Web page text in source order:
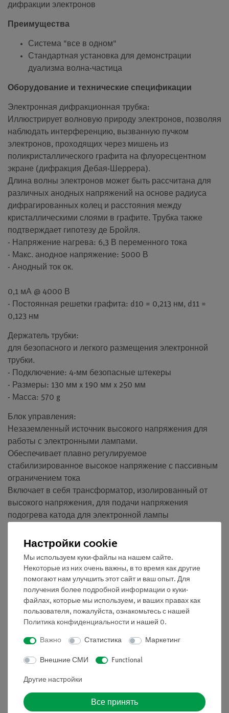
дифракции электронов
Преимущества
Система "все в одном"
Стандартная установка для демонстрации
дуализма волна-частица
Оборудование и технические спецификации
Электронная дифракционная трубка:
Иллюстрирует волновую природу электронов, позволяя
наблюдать интерференцию, вызванную пучком
электронов, проходящих через мишень из
поликристаллического графита на флуоресцентном
экране (дифракция Дебая-Шеррера).
Длина волны электронов может быть рассчитана для
различных анодных напряжений на основе радиуса
дифрагированных колец и расстояния между
кристаллическими слоями в графите. Трубка также
подтверждает гипотезу де Бройля.
- Напряжение нагрева: 6,3 В переменного тока
- Макс. анодное напряжение: 5000 В
- Анодный ток ок.
0,1 мА @ 4000 В
- Постоянная решетки графита: d10 = 0,213 нм, d11 =
0,123 нм
Держатель трубки:
для безопасного и легкого размещения электронной
трубки.
- Подключение: 4-мм безопасные штекеры
- Размеры: 130 мм x 190 мм x 250 мм
- Масса: 570 g
Блок управления:
Незаземленный источник высокого напряжения для
работы с электронными лампами.
Обеспечивает плавно регулируемое
стабилизированное высокое напряжение с пассивным
ограничением тока
Включает в себя трансформатор, изолированный от
высокого напряжения, для подачи напряжения
подогрева катода для электронной лампы
Вентилятор с контролем температуры для защиты
- Высокое напряжение: 0 - 5000 В постоянного тока,
макс. 2 мА, беспотенциальный
- Нагревательное напряжение: 6,3 В переменного тока,
макс. 3 A
- Предохранитель: 3 A, реверсивный
- Гнезда: 4 мм - Безопасность
- Потребляемая мощность: 35 ВА
- Размеры: 240 мм x 220 мм x 90 мм³
- Масса: 2 кг
Настройки cookie
Мы используем куки-файлы на нашем сайте.
Некоторые из них очень важны, в то время как другие
помогают нам улучшить этот сайт и ваш опыт. Для
получения более подробной информации о куки-
файлах, которые мы используем, и ваших правах как
пользователя, пожалуйста, ознакомьтесь с нашей
Политика конфиденциальности и нашей 0.
Важно Статистика Маркетинг
Внешние СМИ Functional
Другие настройки
Все принять